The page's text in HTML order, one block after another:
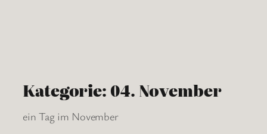
Kategorie: 04. November
ein Tag im November